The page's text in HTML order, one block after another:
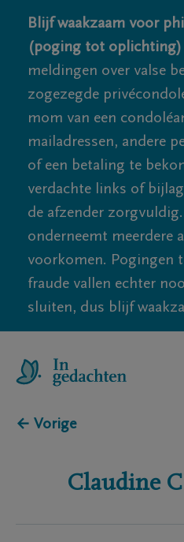
Blijf waakzaam voor
(poging tot oplichting)
meldingen over valse
zogezegde
mom van een
mailadressen, andere
of een betaling te
verdachte links of
de afzender
onderneemt meerdere
voorkomen. Pogingen
fraude vallen echter
sluiten, dus blijf
← Vorige
Claudine